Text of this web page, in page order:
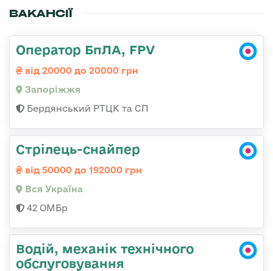
ВАКАНСІЇ
Оператор БпЛА, FPV
від 20000 до 20000 грн
Запоріжжя
Бердянський РТЦК та СП
Стрілець-снайпер
від 50000 до 192000 грн
Вся Україна
42 ОМБр
Водій, механік технічного
обслуговування